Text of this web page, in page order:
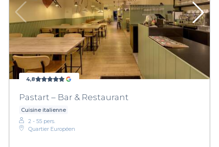
4,8
Pastart – Bar & Restaurant
Cuisine italienne
2 - 55 pers.
Quartier Européen